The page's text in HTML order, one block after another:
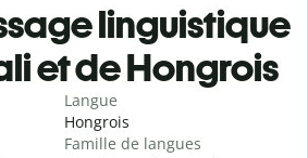
linguistique
et de Hongrois
Langue
Hongrois
Famille de langues